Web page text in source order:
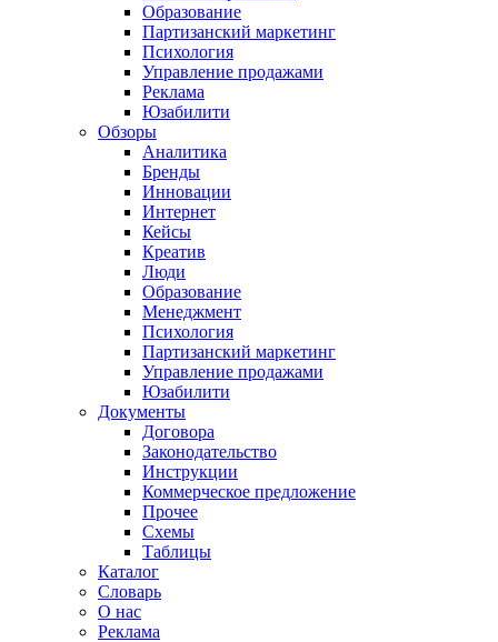
Образование
Партизанский маркетинг
Психология
Управление продажами
Реклама
Юзабилити
Обзоры
Аналитика
Бренды
Инновации
Интернет
Кейсы
Креатив
Люди
Образование
Менеджмент
Психология
Партизанский маркетинг
Управление продажами
Юзабилити
Документы
Договора
Законодательство
Инструкции
Коммерческое предложение
Прочее
Схемы
Таблицы
Каталог
Словарь
О нас
Реклама